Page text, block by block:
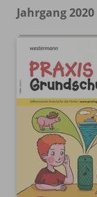
Jahrgang 2020